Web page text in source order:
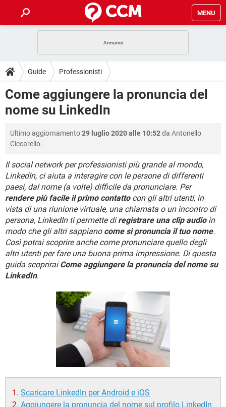
MENU
INTRATTENIMENTO
iOS WINDOWS 10
INSTAGRAM
HARDWARE
GUIDE
COVID-19
INTRATTENIMENTO ANDROID
INSTAGRAM WHATSAPP
HARDWARE
DOWNLOAD
COVID-19
iOS
INSTAGRAM WHATSAPP
TIKTOK FACEBOOK
HARDWARE
FORUM
COVID-19 GAMING
iOS WINDOWS 10
INSTAGRAM WHATSAPP
TIKTOK FACEBOOK
HARDWARE
GLOSSARIO
COVID-19 GAMING
INTRATTENIMENTO ANDROID
iOS WINDOWS 10
INSTAGRAM WHATSAPP
TIKTOK FACEBOOK
HARDWARE
Guide Professionisti
Come aggiungere la pronuncia del
nome su LinkedIn
Ultimo aggiornamento29 luglio 2020 alle 10:52da Antonello
Ciccarello .
Il social network per professionisti più grande al mondo,
LinkedIn, ci aiuta a interagire con le persone di differenti
paesi, dal nome (a volte) difficile da pronunciare. Per
rendere più facile il primo contattocon gli altri utenti, in
vista di una riunione virtuale, una chiamata o un incontro di
persona, LinkedIn ti permette diregistrare una clip audioin
modo che gli altri sappiano come si pronuncia il tuo nome.
Così potrai scoprire anche come pronunciare quello degli
altri utenti per fare una buona prima impressione. Di questa
guida scopriraiCome aggiungere la pronuncia del nome su
LinkedIn.
Scaricare LinkedIn per Android e iOS
Aggiungere la pronuncia del nome sul profilo LinkedIn